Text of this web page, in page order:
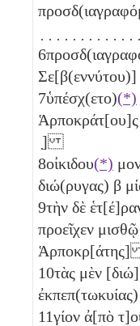
6
7ὑπέσχ(ετο)(*)
̣]
8οἰκιδου(*)
διώ(ρυγας) β
9τὴν δὲ
προεῖχεν
10τὰς μὲν
ἐκπεπ(τωκυίας)
11γίον ἀ[πὸ